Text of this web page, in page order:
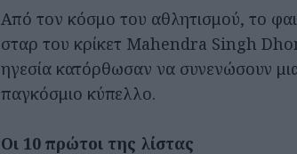
Από τον κόσμο του αθλητισμού, το
σταρ του κρίκετ Mahendra Singh
ηγεσία κατόρθωσαν να συνενώσουν
παγκόσμιο κύπελλο.
Οι 10 πρώτοι της λίστας